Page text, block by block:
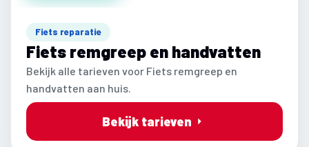
Fiets reparatie
Fiets remgreep en handvatten
Bekijk alle tarieven voor Fiets remgreep en
handvatten aan huis.
Bekijk tarieven